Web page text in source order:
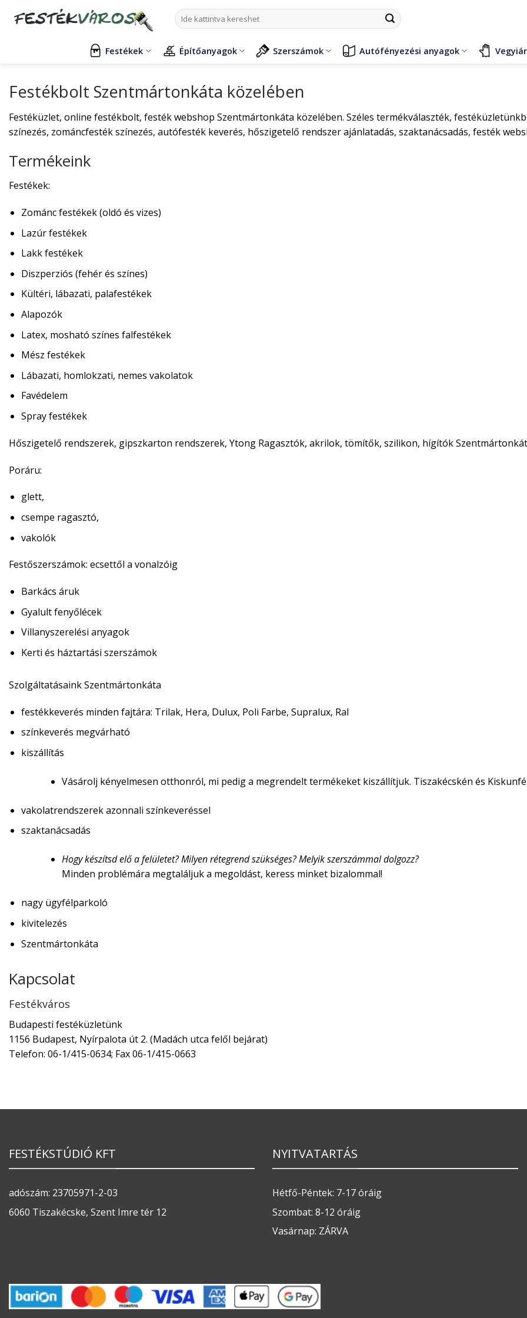
Keresés
a
Festékek Építőanyagok Szerszámok Autófényezési anyagok
Festékbolt Szentmártonkáta közelében
Festéküzlet, online festékbolt, festék webshop Szentmártonkáta közelében. Széles termékválaszték,
színezés, zománcfesték színezés, autófesték keverés, hőszigetelő rendszer ajánlatadás, szaktanácsadás, festék
Termékeink
Festékek:
Zománc festékek (oldó és vizes)
Lazúr festékek
Lakk festékek
Diszperziós (fehér és színes)
Kültéri, lábazati, palafestékek
Alapozók
Latex, mosható színes falfestékek
Mész festékek
Lábazati, homlokzati, nemes vakolatok
Favédelem
Spray festékek
Hőszigetelő rendszerek, gipszkarton rendszerek, Ytong Ragasztók, akrilok, tömítők, szilikon, hígítók
Poráru:
glett,
csempe ragasztó,
vakolók
Festőszerszámok: ecsettől a vonalzóig
Barkács áruk
Gyalult fenyőlécek
Villanyszerelési anyagok
Kerti és háztartási szerszámok
Szolgáltatásaink Szentmártonkáta
festékkeverés minden fajtára: Trilak, Hera, Dulux, Poli Farbe, Supralux, Ral
színkeverés megvárható
kiszállítás
Vásárolj kényelmesen otthonról, mi pedig a megrendelt termékeket kiszállítjuk. Tiszakécskén és
vakolatrendszerek azonnali színkeveréssel
szaktanácsadás
Hogy készítsd elő a felületet? Milyen rétegrend szükséges? Melyik szerszámmal dolgozz?
Minden problémára megtaláljuk a megoldást, keress minket bizalommal!
nagy ügyfélparkoló
kivitelezés
Szentmártonkáta
Kapcsolat
Festékváros
Budapesti festéküzletünk
1156 Budapest, Nyírpalota út 2. (Madách utca felől bejárat)
Telefon: 06-1/415-0634; Fax 06-1/415-0663
FESTÉKSTÚDIÓ KFT
adószám: 23705971-2-03
6060 Tiszakécske, Szent Imre tér 12
NYITVATARTÁS
Hétfő-Péntek: 7-17 óráig
Szombat: 8-12 óráig
Vasárnap: ZÁRVA